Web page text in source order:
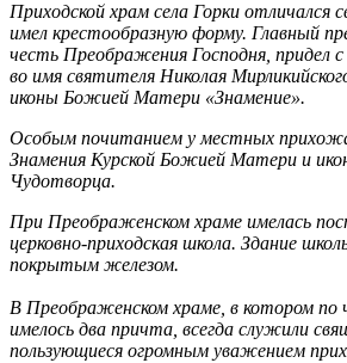
Приходской храм села Горки отличался
имел крестообразную форму. Главный
честь Преображения Господня, придел
во имя святителя Николая
иконы Божией Матери «Знамение».
Особым почитанием у местных
Знамения Курской Божией Матери и
Чудотворца.
При Преображенском храме имелась
церковно-приходская школа. Здание
покрытым железом.
В Преображенском храме, в котором по
имелось два причта, всегда служили
пользующиеся огромным уважением